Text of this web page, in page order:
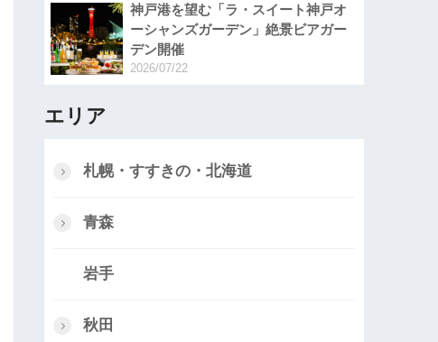
神戸港を望む「ラ・スイート神戸オ
ーシャンズガーデン」絶景ビアガー
デン開催
2026/07/22
エリア
札幌・すすきの・北海道
青森
岩手
秋田